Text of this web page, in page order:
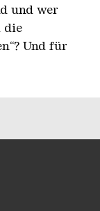
und wer
die
Und für
unseren